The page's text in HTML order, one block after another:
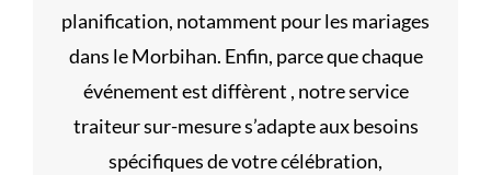
planification, notamment pour les mariages
dans le Morbihan. Enfin, parce que chaque
événement est diffèrent , notre service
traiteur sur-mesure s’adapte aux besoins
spécifiques de votre célébration,